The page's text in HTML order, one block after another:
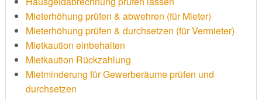
Mieterhöhung prüfen & abwehren (für Mieter)
Mieterhöhung prüfen & durchsetzen (für Vermieter)
Mietkaution einbehalten
Mietkaution Rückzahlung
Mietminderung für Gewerberäume prüfen und
durchsetzen